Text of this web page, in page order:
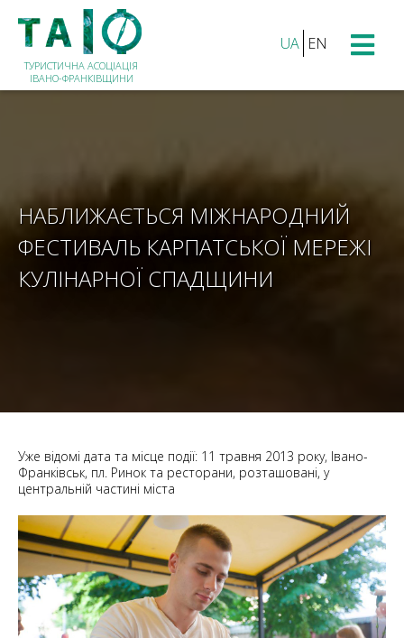
ТУРИСТИЧНА АСОЦІАЦІЯ
ІВАНО-ФРАНКІВЩИНИ
UA EN
НАБЛИЖАЄТЬСЯ МІЖНАРОДНИЙ
ФЕСТИВАЛЬ КАРПАТСЬКОЇ МЕРЕЖІ
КУЛІНАРНОЇ СПАДЩИНИ
Уже відомі дата та місце події: 11 травня 2013 року, Івано-
Франківськ, пл. Ринок та ресторани, розташовані, у
центральній частині міста